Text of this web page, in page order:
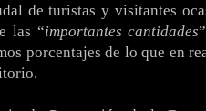
de turistas y visitantes
las “importantes cantidades
porcentajes de lo que en